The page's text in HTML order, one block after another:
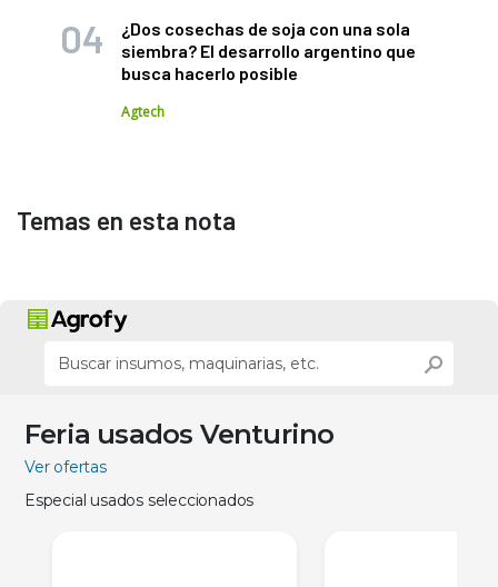
¿Dos cosechas de soja con una sola
siembra? El desarrollo argentino que
busca hacerlo posible
Agtech
Temas en esta nota
Feria usados Venturino
Ver ofertas
Especial usados seleccionados